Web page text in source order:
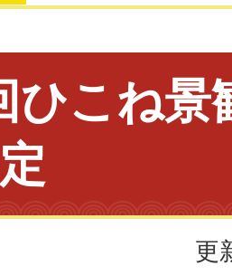
ひこね景
更